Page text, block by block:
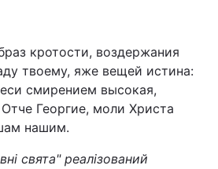
кротости, воздержания
твоему, яже вещей истина:
смирением высокая,
Георгие, моли Христа
нашим.
свята" реалізований